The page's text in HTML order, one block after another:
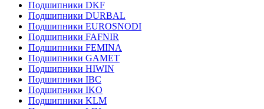
Подшипники DKF
Подшипники DURBAL
Подшипники EUROSNODI
Подшипники FAFNIR
Подшипники FEMINA
Подшипники GAMET
Подшипники HIWIN
Подшипники IBC
Подшипники IKO
Подшипники KLM